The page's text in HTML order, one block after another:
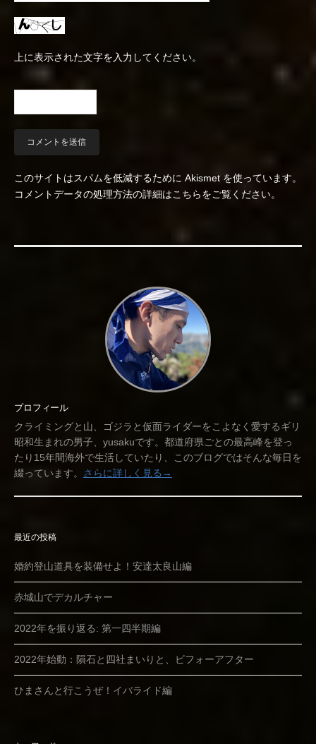
上に表示された文字を入力してください。
このサイトはスパムを低減するために Akismet を使っています。
コメントデータの処理方法の詳細はこちらをご覧ください。
プロフィール
クライミングと山、ゴジラと仮面ライダーをこよなく愛するギリ
昭和生まれの男子、yusakuです。都道府県ごとの最高峰を登っ
たり15年間海外で生活していたり、このブログではそんな毎日を
綴っています。
さらに詳しく見る→
最近の投稿
婚約登山道具を装備せよ！安達太良山編
赤城山でデカルチャー
2022年を振り返る: 第一四半期編
2022年始動：隕石と四社まいりと、ビフォーアフター
ひまさんと行こうぜ！イバライド編